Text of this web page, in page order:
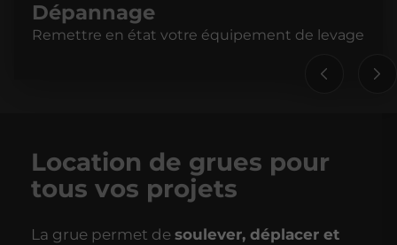
Dépannage
Remettre en état votre équipement de levage
Location de grues pour
tous vos projets
La grue permet desoulever, déplacer et